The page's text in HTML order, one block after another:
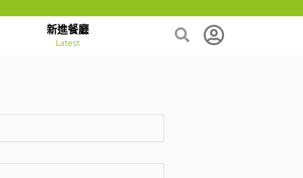
新進餐廳
Latest